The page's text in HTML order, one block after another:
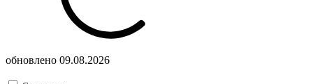
обновлено 09.08.2026